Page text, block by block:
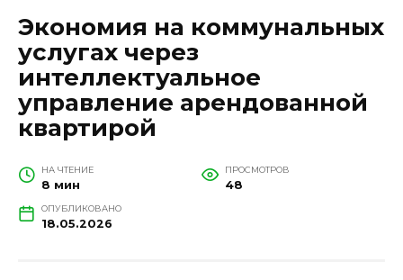
Экономия на коммунальных
услугах через
интеллектуальное
управление арендованной
квартирой
НА ЧТЕНИЕ
8 мин
ПРОСМОТРОВ
48
ОПУБЛИКОВАНО
18.05.2026